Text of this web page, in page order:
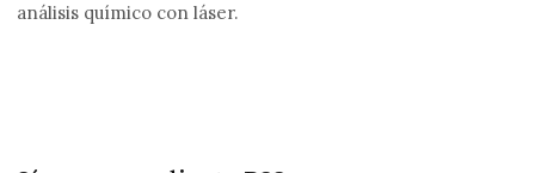
análisis químico con láser.